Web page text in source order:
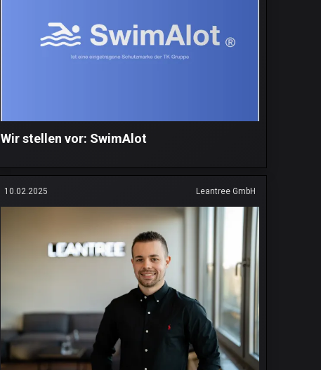
Wir stellen vor: SwimAlot
10.02.2025 Leantree GmbH